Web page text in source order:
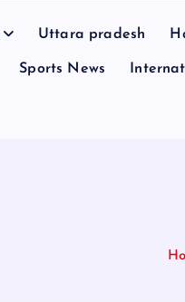
Uttara pradesh
Sports News